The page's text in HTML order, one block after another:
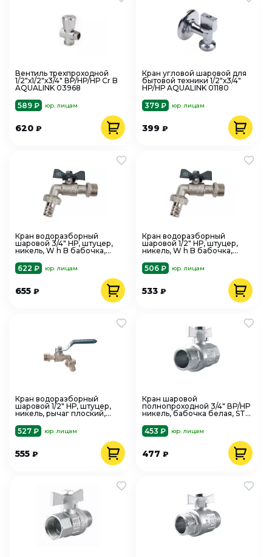
Вентиль трехпроходной
1/2"х1/2"х3/4" ВР/НР/НР Cr B
AQUALINK 03968
589 ₽
юр. лицам
620 ₽
Кран угловой шаровой для
бытовой техники 1/2"х3/4"
НР/НР AQUALINK 01180
379 ₽
юр. лицам
399₽
Кран водоразборный
шаровой 3/4" НР, штуцер,
никель, W h B бабочка,
622 ₽
юр. лицам
655 ₽
Кран водоразборный
шаровой 1/2" НР, штуцер,
никель, W h B бабочка,
506 ₽
юр. лицам
533₽
Кран водоразборный
шаровой 1/2" НР, штуцер,
никель, рычаг плоский,
527 ₽
юр. лицам
555 ₽
Кран шаровой
полнопроходной 3/4" ВР/НР
никель, бабочка белая, STI
453 ₽
юр. лицам
477₽